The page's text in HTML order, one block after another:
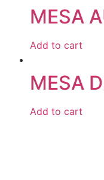
MESA
Add to cart
MESA
Add to cart